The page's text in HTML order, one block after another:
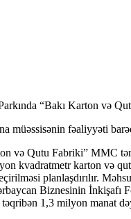
“Bakı Karton və
müəssisənin fəaliyyəti
Qutu Fabriki” MMC
kvadratmetr karton və
planlaşdırılır.
Biznesinin
1,3 milyon manat